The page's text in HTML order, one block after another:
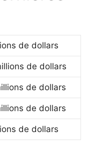
de dollars
de dollars
de dollars
de dollars
de dollars